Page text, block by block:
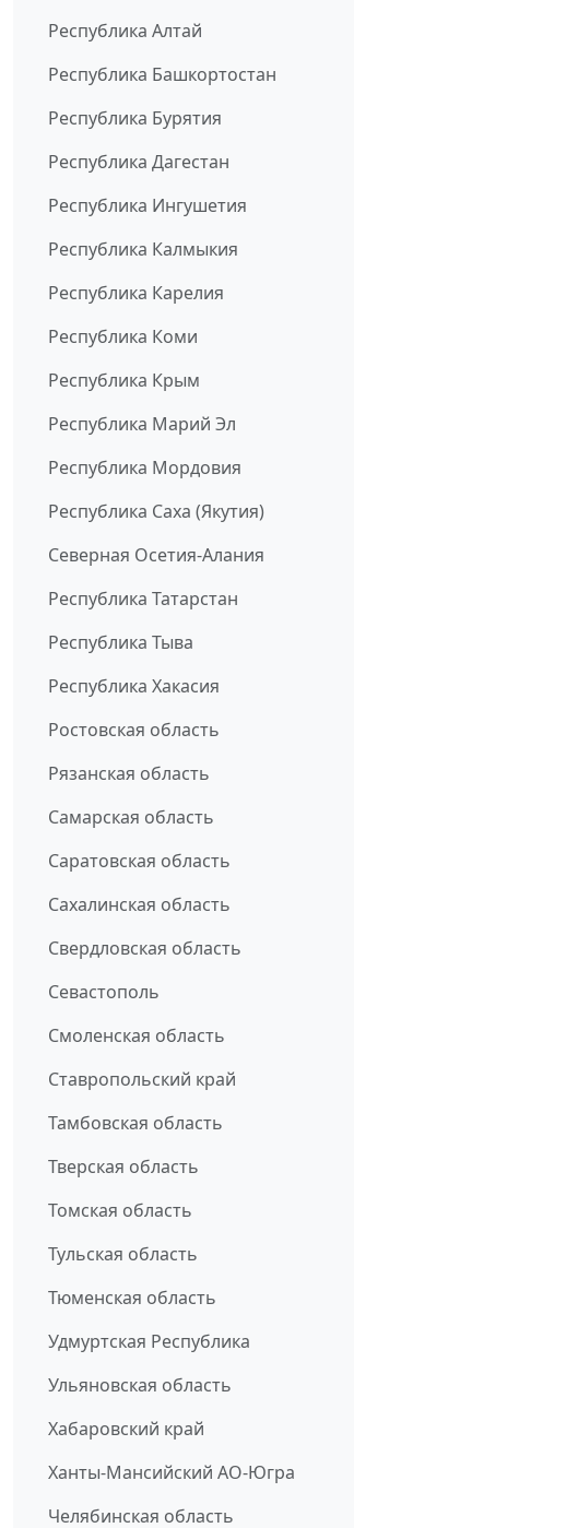
Республика Алтай
Республика Башкортостан
Республика Бурятия
Республика Дагестан
Республика Ингушетия
Республика Калмыкия
Республика Карелия
Республика Коми
Республика Крым
Республика Марий Эл
Республика Мордовия
Республика Саха (Якутия)
Северная Осетия-Алания
Республика Татарстан
Республика Тыва
Республика Хакасия
Ростовская область
Рязанская область
Самарская область
Саратовская область
Сахалинская область
Свердловская область
Севастополь
Смоленская область
Ставропольский край
Тамбовская область
Тверская область
Томская область
Тульская область
Тюменская область
Удмуртская Республика
Ульяновская область
Хабаровский край
Ханты-Мансийский АО-Югра
Челябинская область